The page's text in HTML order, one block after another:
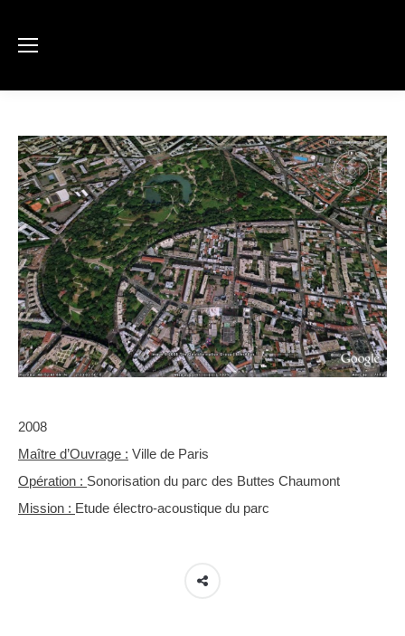
2008
Maître d’Ouvrage : Ville de Paris
Opération : Sonorisation du parc des Buttes Chaumont
Mission : Etude électro-acoustique du parc